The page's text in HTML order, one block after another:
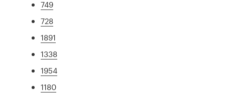
749
728
1891
1338
1954
1180